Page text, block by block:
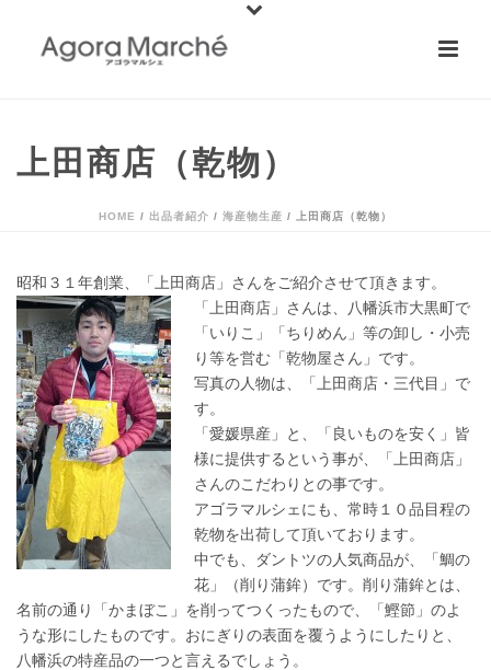
上田商店（乾物）
HOME / 出品者紹介 / 海産物生産 / 上田商店（乾物）
昭和３１年創業、「上田商店」さんをご紹介させて頂きます。
「上田商店」さんは、八幡浜市大黒町で
「いりこ」「ちりめん」等の卸し・小売
り等を営む「乾物屋さん」です。
写真の人物は、「上田商店・三代目」で
す。
「愛媛県産」と、「良いものを安く」皆
様に提供するという事が、「上田商店」
さんのこだわりとの事です。
アゴラマルシェにも、常時１０品目程の
乾物を出荷して頂いております。
中でも、ダントツの人気商品が、「鯛の
花」（削り蒲鉾）です。削り蒲鉾とは、
名前の通り「かまぼこ」を削ってつくったもので、「鰹節」のよ
うな形にしたものです。おにぎりの表面を覆うようにしたりと、
八幡浜の特産品の一つと言えるでしょう。